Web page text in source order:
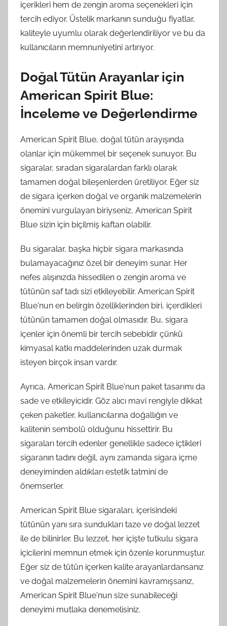
içerikleri hem de zengin aroma seçenekleri için
tercih ediyor. Üstelik markanın sunduğu fiyatlar,
kaliteyle uyumlu olarak değerlendiriliyor ve bu da
kullanıcıların memnuniyetini artırıyor.
Doğal Tütün Arayanlar için
American Spirit Blue:
İnceleme ve Değerlendirme
American Spirit Blue, doğal tütün arayışında
olanlar için mükemmel bir seçenek sunuyor. Bu
sigaralar, sıradan sigaralardan farklı olarak
tamamen doğal bileşenlerden üretiliyor. Eğer siz
de sigara içerken doğal ve organik malzemelerin
önemini vurgulayan biriyseniz, American Spirit
Blue sizin için biçilmiş kaftan olabilir.
Bu sigaralar, başka hiçbir sigara markasında
bulamayacağınız özel bir deneyim sunar. Her
nefes alışınızda hissedilen o zengin aroma ve
tütünün saf tadı sizi etkileyebilir. American Spirit
Blue'nun en belirgin özelliklerinden biri, içerdikleri
tütünün tamamen doğal olmasıdır. Bu, sigara
içenler için önemli bir tercih sebebidir çünkü
kimyasal katkı maddelerinden uzak durmak
isteyen birçok insan vardır.
Ayrıca, American Spirit Blue'nun paket tasarımı da
sade ve etkileyicidir. Göz alıcı mavi rengiyle dikkat
çeken paketler, kullanıcılarına doğallığın ve
kalitenin sembolü olduğunu hissettirir. Bu
sigaraları tercih edenler genellikle sadece içtikleri
sigaranın tadını değil, aynı zamanda sigara içme
deneyiminden aldıkları estetik tatmini de
önemserler.
American Spirit Blue sigaraları, içerisindeki
tütünün yanı sıra sundukları taze ve doğal lezzet
ile de bilinirler. Bu lezzet, her içişte tutkulu sigara
içicilerini memnun etmek için özenle korunmuştur.
Eğer siz de tütün içerken kalite arayanlardansanız
ve doğal malzemelerin önemini kavramışsanız,
American Spirit Blue'nun size sunabileceği
deneyimi mutlaka denemelisiniz.